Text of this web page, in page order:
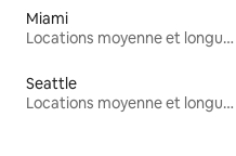
Miami
Locations moyenne et longue durée
Seattle
Locations moyenne et longue durée